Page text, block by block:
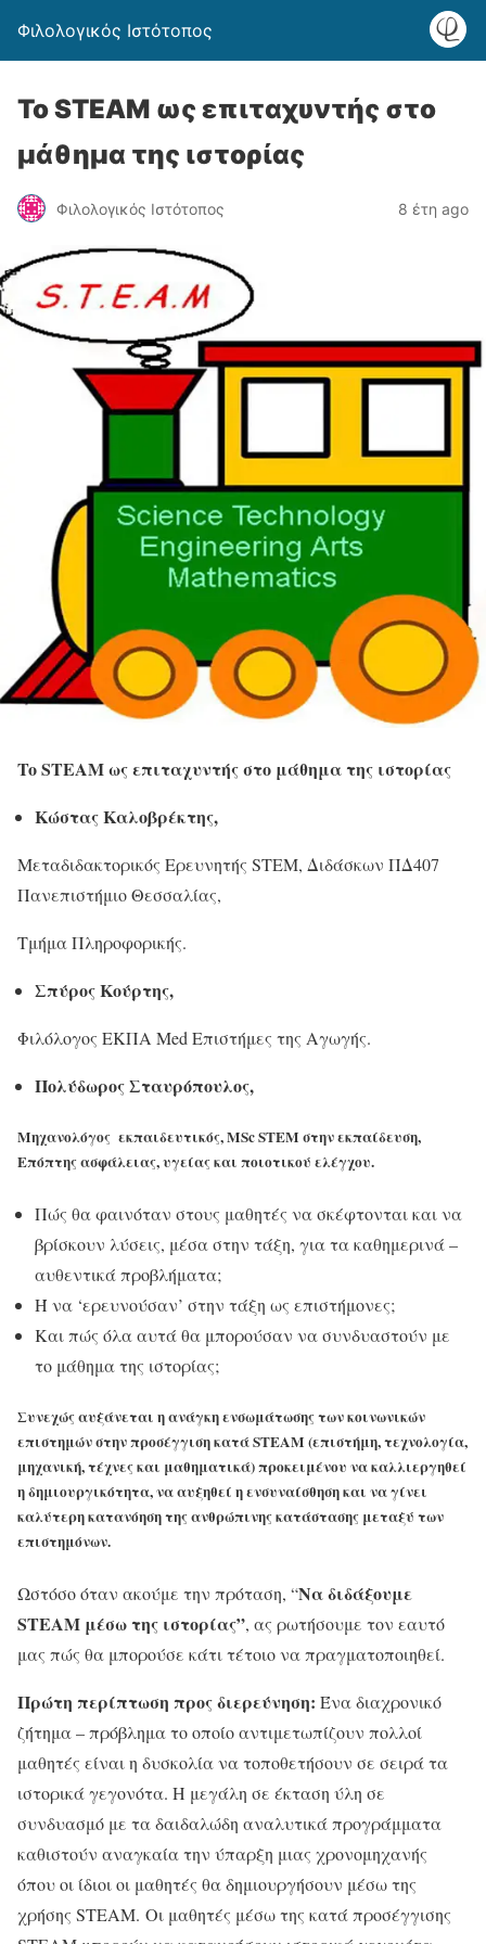
Φιλολογικός Ιστότοπος
To STEAM ως επιταχυντής στο
μάθημα της ιστορίας
Φιλολογικός Ιστότοπος 8 έτη ago
ToSTEAMως επιταχυντής στο μάθημα της ιστορίας
Κώστας Καλοβρέκτης,
Μεταδιδακτορικός Ερευνητής STEM, Διδάσκων ΠΔ407
Πανεπιστήμιο Θεσσαλίας,
Τμήμα Πληροφορικής.
Σπύρος Κούρτης,
Φιλόλογος ΕΚΠΑ Med Eπιστήμες της Αγωγής.
Πολύδωρος Σταυρόπουλος,
Μηχανολόγος εκπαιδευτικός, MSc STEM στην εκπαίδευση,
Επόπτης ασφάλειας, υγείας και ποιοτικού ελέγχου.
Πώς θα φαινόταν στους μαθητές να σκέφτονται και να
βρίσκουν λύσεις, μέσα στην τάξη, για τα καθημερινά –
αυθεντικά προβλήματα;
Ή να ‘ερευνούσαν’ στην τάξη ως επιστήμονες;
Και πώς όλα αυτά θα μπορούσαν να συνδυαστούν με
το μάθημα της ιστορίας;
Συνεχώς αυξάνεται η ανάγκη ενσωμάτωσης των κοινωνικών
επιστημών στην προσέγγιση κατά STEΑM (επιστήμη, τεχνολογία,
μηχανική, τέχνες και μαθηματικά) προκειμένου να καλλιεργηθεί
η δημιουργικότητα, να αυξηθεί η ενσυναίσθηση και να γίνει
καλύτερη κατανόηση της ανθρώπινης κατάστασης μεταξύ των
επιστημόνων.
Ωστόσο όταν ακούμε την πρόταση, “Να διδάξουμε
STEAM μέσω της ιστορίας”, ας ρωτήσουμε τον εαυτό
μας πώς θα μπορούσε κάτι τέτοιο να πραγματοποιηθεί.
Πρώτη περίπτωση προς διερεύνηση: Ένα διαχρονικό
ζήτημα – πρόβλημα το οποίο αντιμετωπίζουν πολλοί
μαθητές είναι η δυσκολία να τοποθετήσουν σε σειρά τα
ιστορικά γεγονότα. Η μεγάλη σε έκταση ύλη σε
συνδυασμό με τα δαιδαλώδη αναλυτικά προγράμματα
καθιστούν αναγκαία την ύπαρξη μιας χρονομηχανής
όπου οι ίδιοι οι μαθητές θα δημιουργήσουν μέσω της
χρήσης STEAM. Οι μαθητές μέσω της κατά προσέγγισης